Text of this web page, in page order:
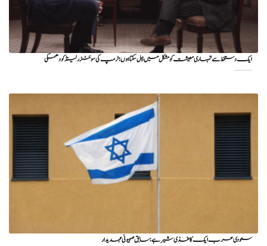
ایک دستخط سے تمہاری معیشت کو مشکل میں ڈال سکتا ہوں؛ ٹرمپ کی سوئٹزرلینڈ کو دھمکی
سعودی عرب ایک کاغذی شیر ہے: سابق صہیونی عہدیدار